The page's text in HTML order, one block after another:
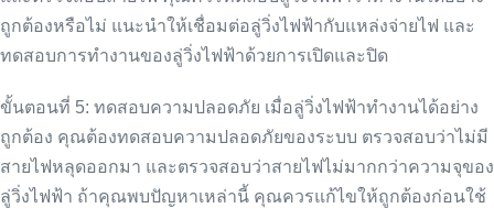
ถูกต้องหรือไม่ แนะนำให้เชื่อมต่อลู่วิ่งไฟฟ้ากับแหล่งจ่ายไฟ และ
ทดสอบการทำงานของลู่วิ่งไฟฟ้าด้วยการเปิดและปิด
ขั้นตอนที่ 5: ทดสอบความปลอดภัย เมื่อลู่วิ่งไฟฟ้าทำงานได้อย่าง
ถูกต้อง คุณต้องทดสอบความปลอดภัยของระบบ ตรวจสอบว่าไม่มี
สายไฟหลุดออกมา และตรวจสอบว่าสายไฟไม่มากกว่าความจุของ
ลู่วิ่งไฟฟ้า ถ้าคุณพบปัญหาเหล่านี้ คุณควรแก้ไขให้ถูกต้องก่อนใช้